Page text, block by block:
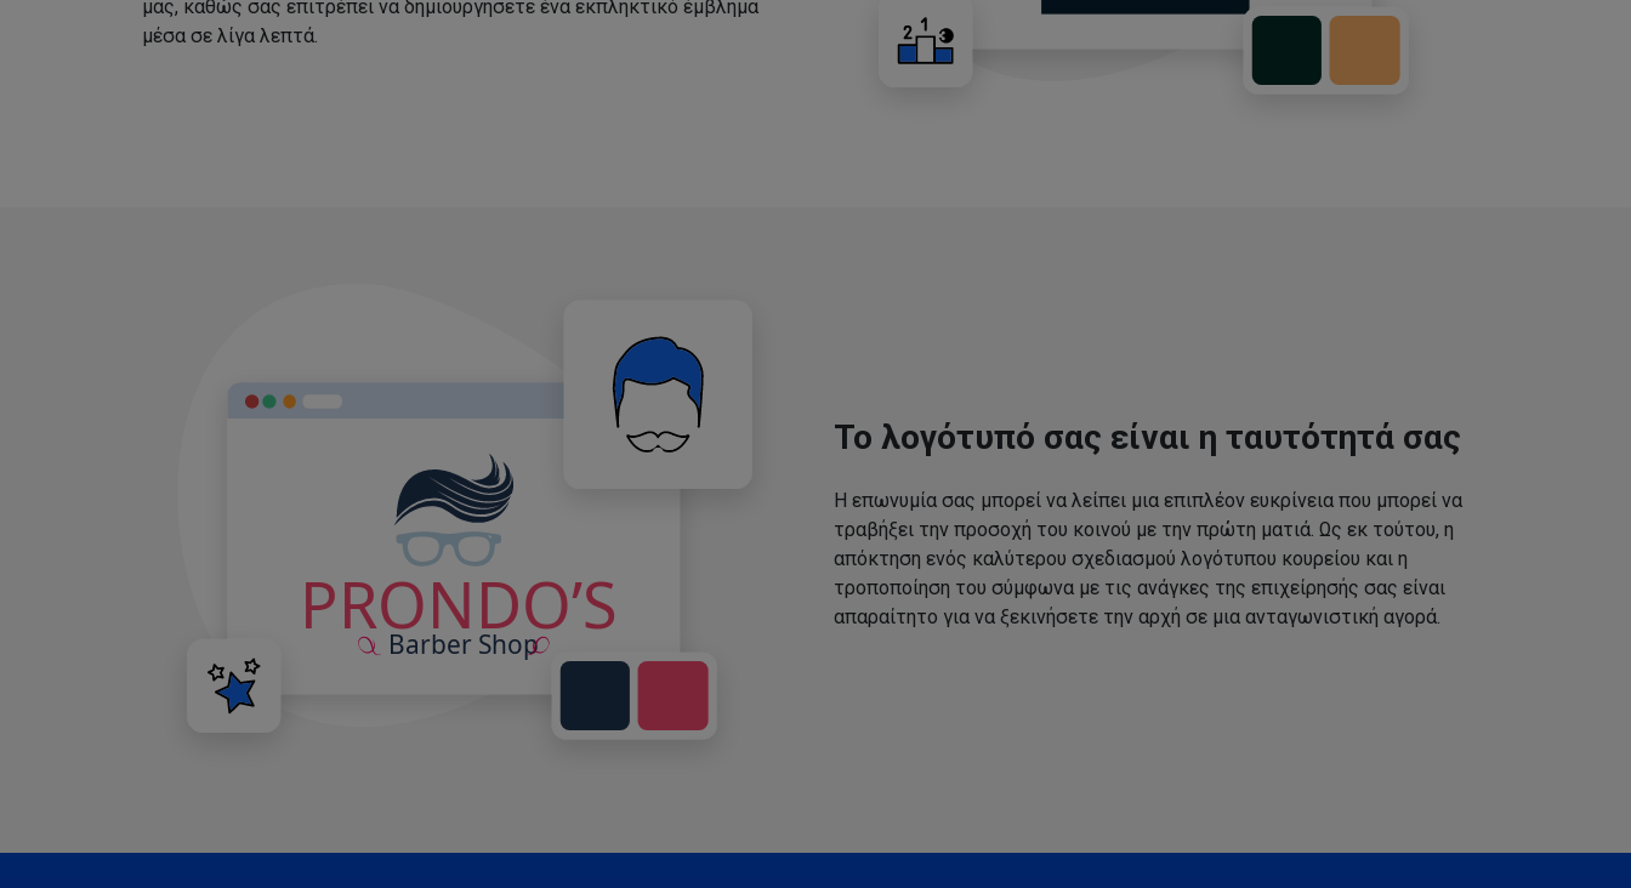
μας, καθώς σας επιτρέπει να δημιουργήσετε ένα εκπληκτικό έμβλημα
μέσα σε λίγα λεπτά.
Το λογότυπό σας είναι η ταυτότητά σας
Η επωνυμία σας μπορεί να λείπει μια επιπλέον ευκρίνεια που μπορεί να
τραβήξει την προσοχή του κοινού με την πρώτη ματιά. Ως εκ τούτου, η
απόκτηση ενός καλύτερου σχεδιασμού λογότυπου κουρείου και η
τροποποίηση του σύμφωνα με τις ανάγκες της επιχείρησής σας είναι
απαραίτητο για να ξεκινήσετε την αρχή σε μια ανταγωνιστική αγορά.